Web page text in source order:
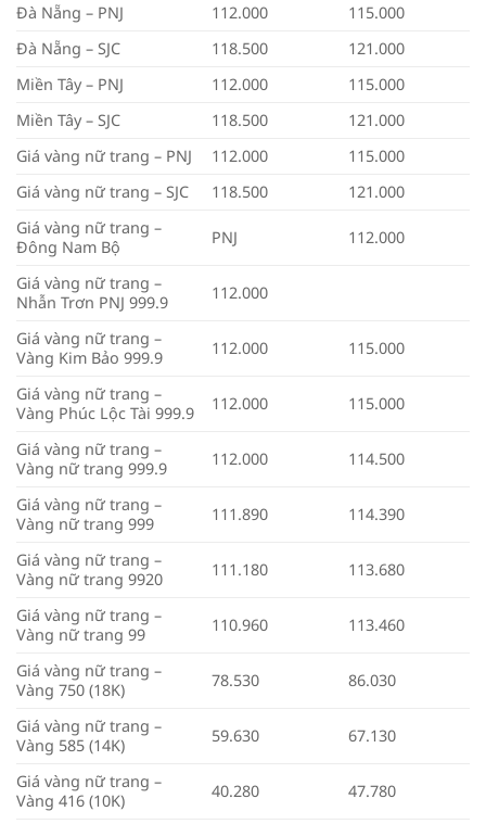
Đà Nẵng – PNJ
112.000
115.000
Đà Nẵng – SJC
118.500
121.000
Miền Tây – PNJ
112.000
115.000
Miền Tây – SJC
118.500
121.000
Giá vàng nữ trang – PNJ
112.000
115.000
Giá vàng nữ trang – SJC
118.500
121.000
Giá vàng nữ trang –
Đông Nam Bộ
PNJ 112.000
Giá vàng nữ trang –
Nhẫn Trơn PNJ 999.9
112.000
Giá vàng nữ trang –
Vàng Kim Bảo 999.9
112.000 115.000
Giá vàng nữ trang –
Vàng Phúc Lộc Tài 999.9
112.000 115.000
Giá vàng nữ trang –
Vàng nữ trang 999.9
112.000 114.500
Giá vàng nữ trang –
Vàng nữ trang 999
111.890 114.390
Giá vàng nữ trang –
Vàng nữ trang 9920
111.180 113.680
Giá vàng nữ trang –
Vàng nữ trang 99
110.960 113.460
Giá vàng nữ trang –
Vàng 750 (18K)
78.530 86.030
Giá vàng nữ trang –
Vàng 585 (14K)
59.630 67.130
Giá vàng nữ trang –
Vàng 416 (10K)
40.280 47.780